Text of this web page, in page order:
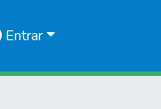
Entrar